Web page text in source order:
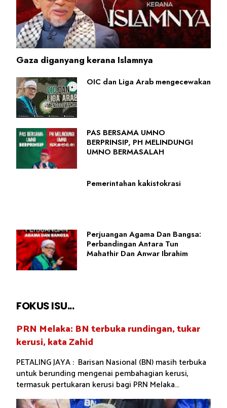
Gaza diganyang kerana Islamnya
OIC dan Liga Arab mengecewakan
PAS BERSAMA UMNO
BERPRINSIP, PH MELINDUNGI
UMNO BERMASALAH
Pemerintahan kakistokrasi
Perjuangan Agama Dan Bangsa:
Perbandingan Antara Tun
Mahathir Dan Anwar Ibrahim
FOKUS ISU...
PRN Melaka: BN terbuka rundingan, tukar
kerusi, kata Zahid
PETALING JAYA : Barisan Nasional (BN) masih terbuka
untuk berunding mengenai pembahagian kerusi,
termasuk pertukaran kerusi bagi PRN Melaka...